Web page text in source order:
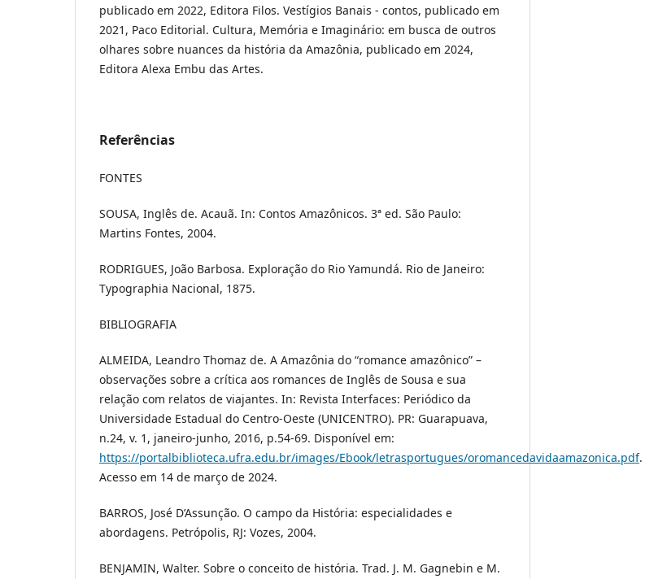
publicado em 2022, Editora Filos. Vestígios Banais - contos, publicado em
2021, Paco Editorial. Cultura, Memória e Imaginário: em busca de outros
olhares sobre nuances da história da Amazônia, publicado em 2024,
Editora Alexa Embu das Artes.
Referências
FONTES
SOUSA, Inglês de. Acauã. In: Contos Amazônicos. 3ª ed. São Paulo:
Martins Fontes, 2004.
RODRIGUES, João Barbosa. Exploração do Rio Yamundá. Rio de Janeiro:
Typographia Nacional, 1875.
BIBLIOGRAFIA
ALMEIDA, Leandro Thomaz de. A Amazônia do “romance amazônico” –
observações sobre a crítica aos romances de Inglês de Sousa e sua
relação com relatos de viajantes. In: Revista Interfaces: Periódico da
Universidade Estadual do Centro-Oeste (UNICENTRO). PR: Guarapuava,
n.24, v. 1, janeiro-junho, 2016, p.54-69. Disponível em:
https://portalbiblioteca.ufra.edu.br/images/Ebook/letrasportugues/oromancedavidaamazonica.pdf.
Acesso em 14 de março de 2024.
BARROS, José D’Assunção. O campo da História: especialidades e
abordagens. Petrópolis, RJ: Vozes, 2004.
BENJAMIN, Walter. Sobre o conceito de história. Trad. J. M. Gagnebin e M.